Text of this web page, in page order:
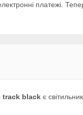
платежі.
track black є